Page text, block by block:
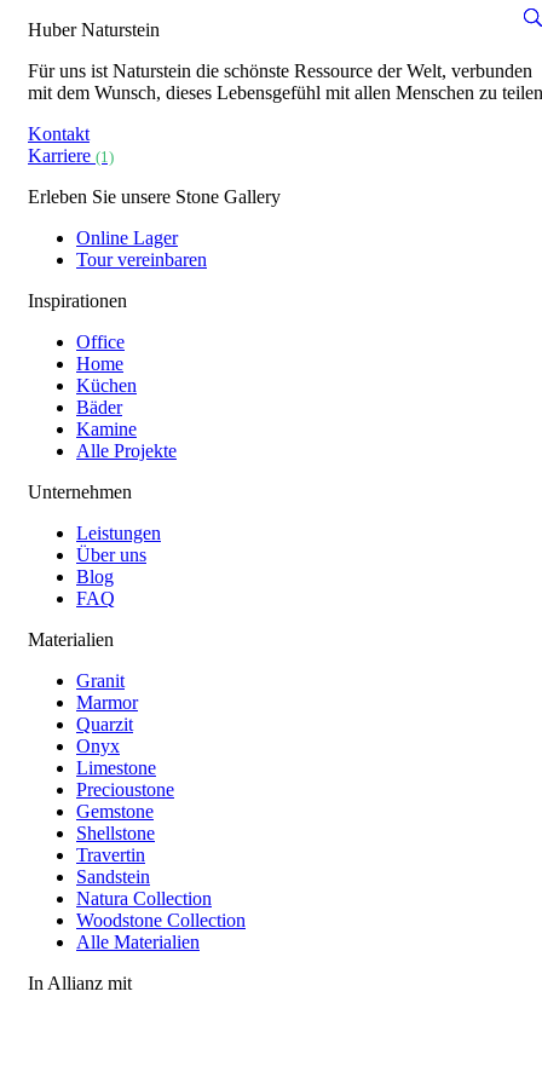
Huber Naturstein
Für uns ist Naturstein die schönste Ressource der Welt, verbunden
mit dem Wunsch, dieses Lebensgefühl mit allen Menschen zu
Kontakt
Karriere (1)
Erleben Sie unsere Stone Gallery
Online Lager
Tour vereinbaren
Inspirationen
Office
Home
Küchen
Bäder
Kamine
Alle Projekte
Unternehmen
Leistungen
Über uns
Blog
FAQ
Materialien
Granit
Marmor
Quarzit
Onyx
Limestone
Precioustone
Gemstone
Shellstone
Travertin
Sandstein
Natura Collection
Woodstone Collection
Alle Materialien
In Allianz mit